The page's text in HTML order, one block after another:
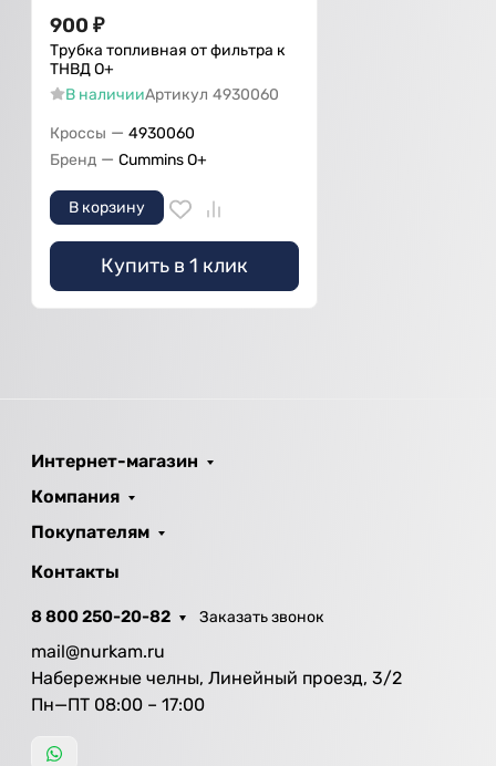
900 ₽
Трубка топливная от фильтра к
ТНВД О+
В наличииАртикул 4930060
Кроссы — 4930060
Бренд — Cummins O+
В корзину
Купить в 1 клик
Интернет-магазин
Компания
Покупателям
Контакты
8 800 250-20-82 Заказать звонок
mail@nurkam.ru
Набережные челны, Линейный проезд, 3/2
Пн—ПТ 08:00 – 17:00